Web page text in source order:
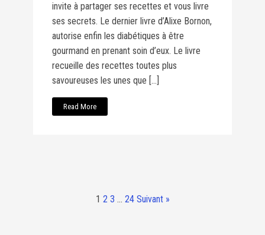
invite à partager ses recettes et vous livre
ses secrets. Le dernier livre d’Alixe Bornon,
autorise enfin les diabétiques à être
gourmand en prenant soin d’eux. Le livre
recueille des recettes toutes plus
savoureuses les unes que […]
Read More
1 2 3 … 24 Suivant »